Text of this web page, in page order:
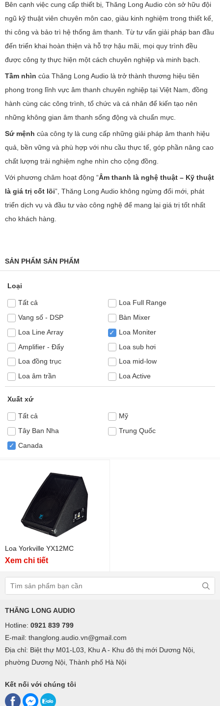
Bên cạnh việc cung cấp thiết bị, Thăng Long Audio còn sở hữu đội
ngũ kỹ thuật viên chuyên môn cao, giàu kinh nghiệm trong thiết kế,
thi công và bảo trì hệ thống âm thanh. Từ tư vấn giải pháp ban đầu
đến triển khai hoàn thiện và hỗ trợ hậu mãi, mọi quy trình đều
được công ty thực hiện một cách chuyên nghiệp và minh bạch.
Tầm nhìn của Thăng Long Audio là trở thành thương hiệu tiên
phong trong lĩnh vực âm thanh chuyên nghiệp tại Việt Nam, đồng
hành cùng các công trình, tổ chức và cá nhân để kiến tạo nên
những không gian âm thanh sống động và chuẩn mực.
Sứ mệnh của công ty là cung cấp những giải pháp âm thanh hiệu
quả, bền vững và phù hợp với nhu cầu thực tế, góp phần nâng cao
chất lượng trải nghiệm nghe nhìn cho cộng đồng.
Với phương châm hoạt động “Âm thanh là nghệ thuật – Kỹ thuật
là giá trị cốt lõi”, Thăng Long Audio không ngừng đổi mới, phát
triển dịch vụ và đầu tư vào công nghệ để mang lại giá trị tốt nhất
cho khách hàng.
SẢN PHẨM SẢN PHẨM
Loại
Tất cả
Loa Full Range
Vang số - DSP
Bàn Mixer
Loa Line Array
✓
Loa Moniter
Amplifier - Đẩy
Loa sub hơi
Loa đồng trục
Loa mid-low
Loa âm trần
Loa Active
Xuất xứ
Tất cả
Mỹ
Tây Ban Nha
Trung Quốc
✓
Canada
Loa Yorkville YX12MC
Xem chi tiết
THĂNG LONG AUDIO
Hotline: 0921 839 799
E-mail: thanglong.audio.vn@gmail.com
Địa chỉ: Biệt thự M01-L03, Khu A - Khu đô thị mới Dương Nội,
phường Dương Nội, Thành phố Hà Nội
Kết nối với chúng tôi